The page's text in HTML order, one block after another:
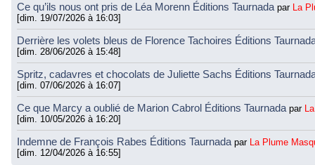
Ce qu’ils nous ont pris de Léa Morenn Éditions Taurnada par La
[dim. 19/07/2026 à 16:03]
Derrière les volets bleus de Florence Tachoires Éditions
[dim. 28/06/2026 à 15:48]
Spritz, cadavres et chocolats de Juliette Sachs Éditions
[dim. 07/06/2026 à 16:07]
Ce que Marcy a oublié de Marion Cabrol Éditions Taurnada par
[dim. 10/05/2026 à 16:20]
Indemne de François Rabes Éditions Taurnada par La Plume
[dim. 12/04/2026 à 16:55]